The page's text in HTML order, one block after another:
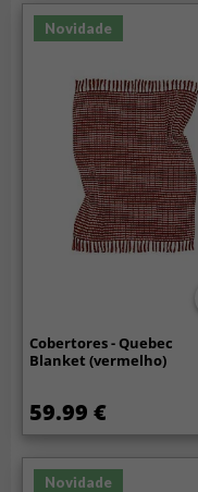
Novidade
Cobertores - Quebec
Blanket (vermelho)
59.99 €
Novidade